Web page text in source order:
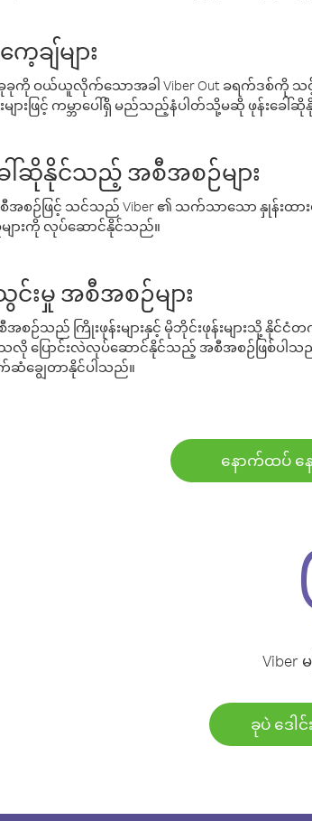
ချ်များ
ကို ဝယ်ယူလိုက်သောအခါ Viber Out ခရက်ဒစ်ကို
ားဖြင့် ကမ္ဘာပေါ်ရှိ မည်သည့်နံပါတ်သို့မဆို ဖုန်းခေါ်ဆို
ါ်ဆိုနိုင်သည့် အစီအစဉ်များ
စီအစဉ်ဖြင့် သင်သည် Viber ၏ သက်သာသော နှုန်းထာ
ျားကို လုပ်ဆောင်နိုင်သည်။
င်းမှု အစီအစဉ်များ
စဉ်သည် ကြိုးဖုန်းများနှင့် မိုဘိုင်းဖုန်းများသို့ နို
ပြောင်းလဲလုပ်ဆောင်နိုင်သည့် အစီအစဉ်ဖြစ်ပါသ
က်ဆံချွေတာနိုင်ပါသည်။
နောက်ထပ် န
Viber
ခုပဲ ဒေ